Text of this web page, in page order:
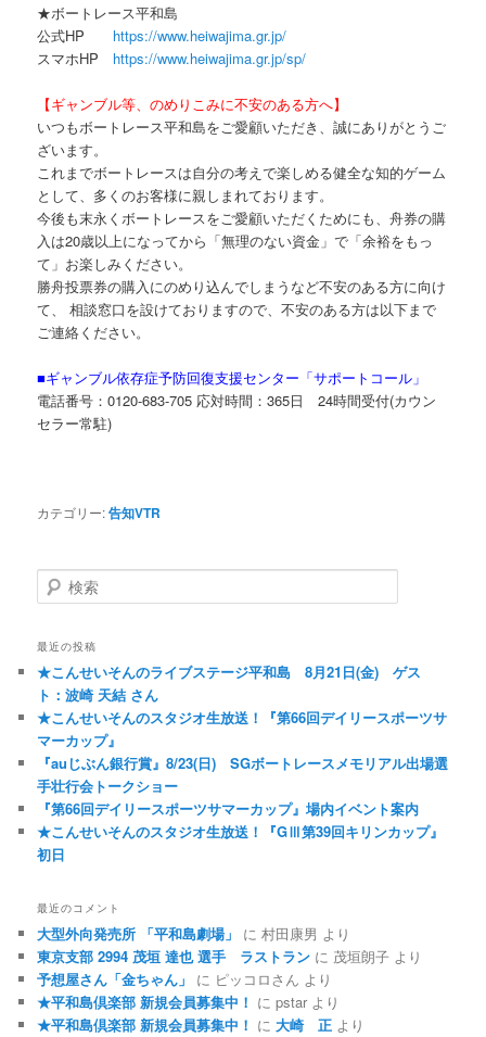
★ボートレース平和島
公式HP https://www.heiwajima.gr.jp/
スマホHP https://www.heiwajima.gr.jp/sp/
【ギャンブル等、のめりこみに不安のある方へ】
いつもボートレース平和島をご愛顧いただき、誠にありがとうご
ざいます。
これまでボートレースは自分の考えで楽しめる健全な知的ゲーム
として、多くのお客様に親しまれております。
今後も末永くボートレースをご愛顧いただくためにも、舟券の購
入は20歳以上になってから「無理のない資金」で「余裕をもっ
て」お楽しみください。
勝舟投票券の購入にのめり込んでしまうなど不安のある方に向け
て、 相談窓口を設けておりますので、不安のある方は以下まで
ご連絡ください。
■ギャンブル依存症予防回復支援センター「サポートコール」
電話番号：0120-683-705 応対時間：365日24時間受付(カウン
セラー常駐)
カテゴリー:告知VTR
検索
最近の投稿
★こんせいそんのライブステージ平和島 8月21日(金) ゲス
ト：波崎 天結 さん
★こんせいそんのスタジオ生放送！『第66回デイリースポーツサ
マーカップ』
『auじぶん銀行賞』8/23(日) SGボートレースメモリアル出場選
手壮行会トークショー
『第66回デイリースポーツサマーカップ』場内イベント案内
★こんせいそんのスタジオ生放送！『GⅢ第39回キリンカップ』
初日
最近のコメント
大型外向発売所 「平和島劇場」 に村田康男 より
東京支部 2994 茂垣 達也 選手 ラストラン に 茂垣朗子 より
予想屋さん「金ちゃん」
に ピッコロさん より
★平和島倶楽部 新規会員募集中！ にpstar より
★平和島倶楽部 新規会員募集中！ に大崎 正 より